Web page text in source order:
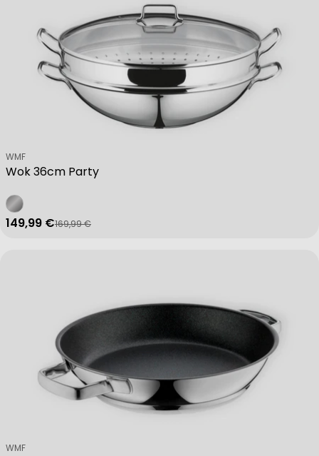
Wok 36cm Party
Verkäufer:
WMF
Verkaufspreis
149,99 €
Regulärer Preis
169,99 €
Verkäufer:
WMF